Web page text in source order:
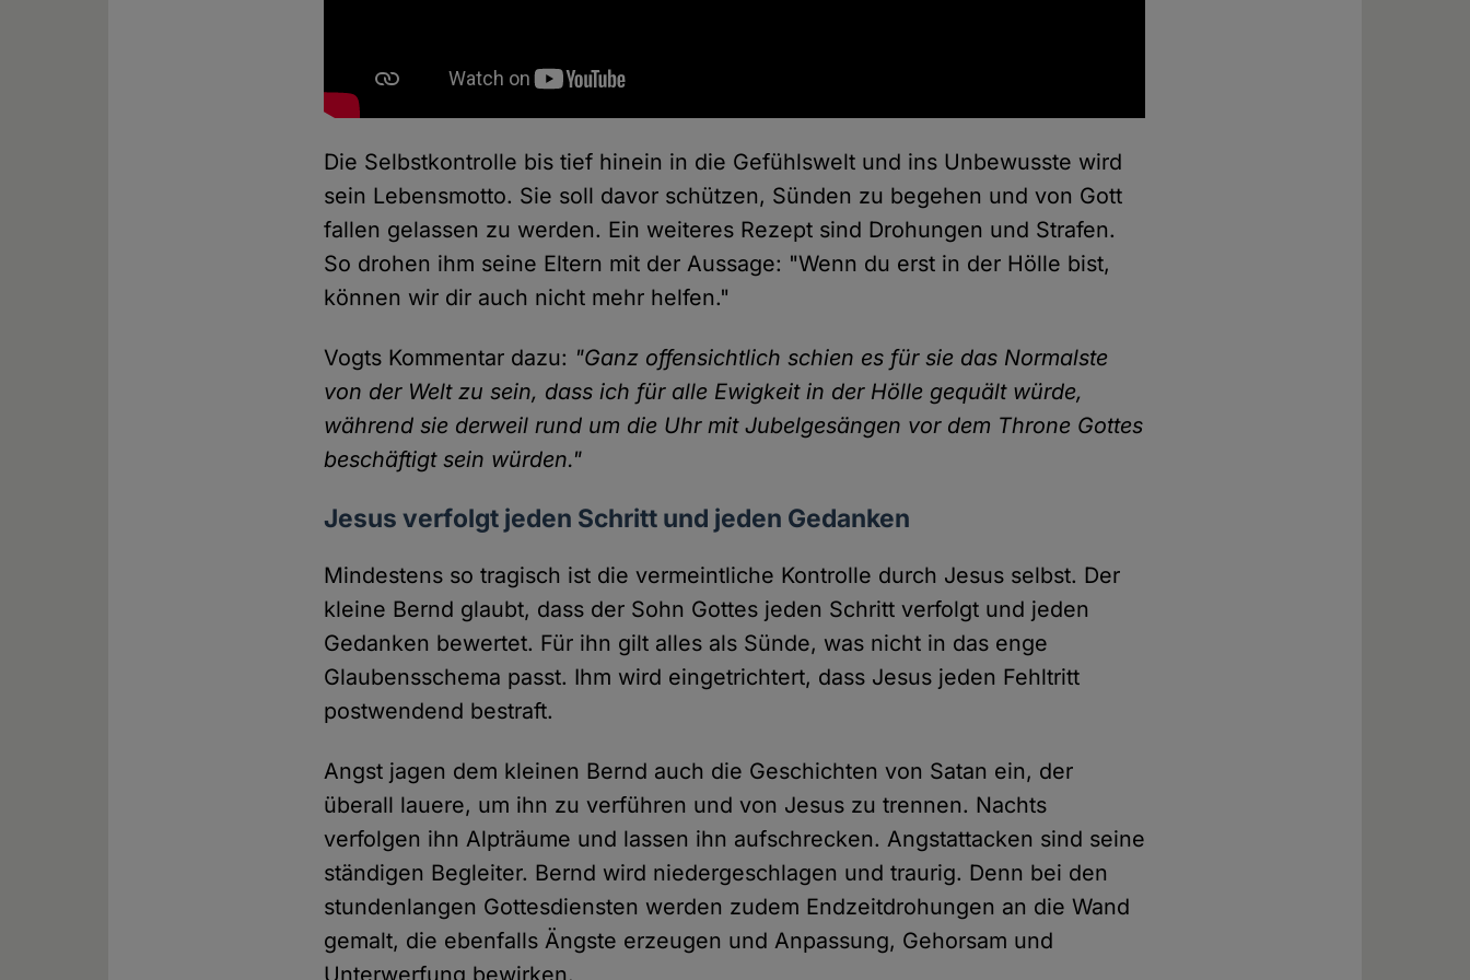
Die Selbstkontrolle bis tief hinein in die Gefühlswelt und ins Unbewusste wird
sein Lebensmotto. Sie soll davor schützen, Sünden zu begehen und von Gott
fallen gelassen zu werden. Ein weiteres Rezept sind Drohungen und Strafen.
So drohen ihm seine Eltern mit der Aussage: "Wenn du erst in der Hölle bist,
können wir dir auch nicht mehr helfen."
Vogts Kommentar dazu: "Ganz offensichtlich schien es für sie das Normalste
von der Welt zu sein, dass ich für alle Ewigkeit in der Hölle gequält würde,
während sie derweil rund um die Uhr mit Jubelgesängen vor dem Throne Gottes
beschäftigt sein würden."
Jesus verfolgt jeden Schritt und jeden Gedanken
Mindestens so tragisch ist die vermeintliche Kontrolle durch Jesus selbst. Der
kleine Bernd glaubt, dass der Sohn Gottes jeden Schritt verfolgt und jeden
Gedanken bewertet. Für ihn gilt alles als Sünde, was nicht in das enge
Glaubensschema passt. Ihm wird eingetrichtert, dass Jesus jeden Fehltritt
postwendend bestraft.
Angst jagen dem kleinen Bernd auch die Geschichten von Satan ein, der
überall lauere, um ihn zu verführen und von Jesus zu trennen. Nachts
verfolgen ihn Alpträume und lassen ihn aufschrecken. Angstattacken sind seine
ständigen Begleiter. Bernd wird niedergeschlagen und traurig. Denn bei den
stundenlangen Gottesdiensten werden zudem Endzeitdrohungen an die Wand
gemalt, die ebenfalls Ängste erzeugen und Anpassung, Gehorsam und
Unterwerfung bewirken.